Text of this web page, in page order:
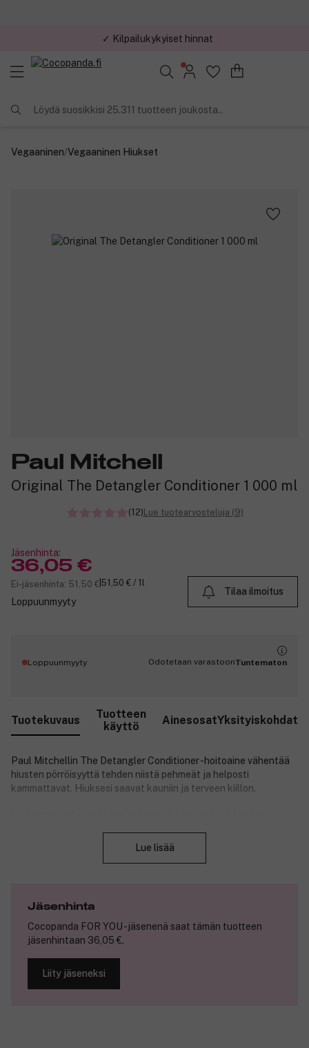
✓ Kilpailukykyiset hinnat
Löydä suosikkisi 25.311 tuotteen joukosta..
Vegaaninen/Vegaaninen Hiukset
Paul Mitchell
Original The Detangler Conditioner 1 000 ml
(12) Lue tuotearvosteluja (9)
Jäsenhinta:
36,05 €
Ei-jäsenhinta: 51,50 € 51,50 € / 1l
Loppuunmyyty
Tilaa ilmoitus
Loppuunmyyty Odotetaan varastoonTuntematon
Tuotekuvaus
Tuotteen
käyttö
AinesosatYksityiskohdat
Paul Mitchellin The Detangler Conditioner -hoitoaine vähentää
hiusten pörröisyyttä tehden niistä pehmeät ja helposti
kammattavat. Hiuksesi saavat kauniin ja terveen kiillon.
rauhoittaa hiuspohjaasi. Hoitoaineen matala pH-arvo ehkäisee
Hoitoaine ehkäisee hiusten pörröisyyttä.
Se hoitaa myös hiuspohjaa.
HUOM.Tuoteei sisällä pumppua
Tuotenumero: 3021069
Lue lisää
Jäsenhinta
Cocopanda FOR YOU -jäsenenä saat tämän tuotteen
jäsenhintaan 36,05 €.
Liity jäseneksi